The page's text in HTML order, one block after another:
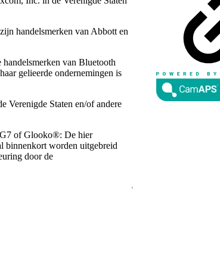
handelsmerken van Abbott en
van Bluetooth
gelieerde ondernemingen is
Verenigde Staten en/of andere
of Glooko®: De hier
binnenkort worden uitgebreid
door de